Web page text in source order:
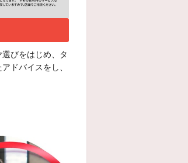
びをはじめ、タ
ドバイスをし、